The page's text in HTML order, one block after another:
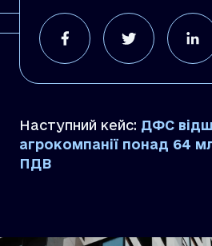
Наступний кейс: ДФС
агрокомпанії понад 64
ПДВ